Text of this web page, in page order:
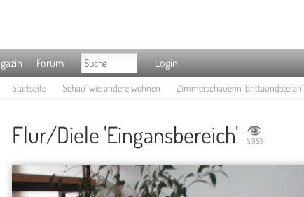
Forum Login
Startseite Schau' wie andere wohnen Zimmerschauerin 'brittaundstefan'
Flur/Diele 'Eingansbereich' 5.953